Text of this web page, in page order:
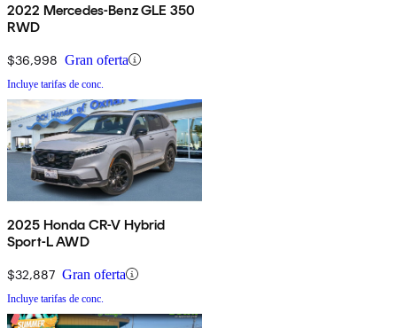
2022 Mercedes-Benz GLE 350
RWD
$36,998 Gran oferta
Incluye tarifas de conc.
2025 Honda CR-V Hybrid
Sport-L AWD
$32,887 Gran oferta
Incluye tarifas de conc.